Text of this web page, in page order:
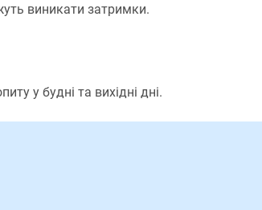
виникати затримки.
у будні та вихідні дні.